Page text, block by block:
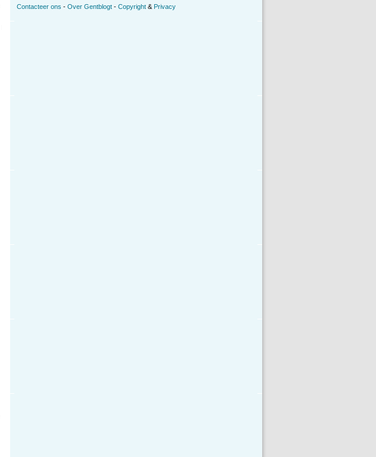
Contacteer ons - Over Gentblogt - Copyright & Privacy